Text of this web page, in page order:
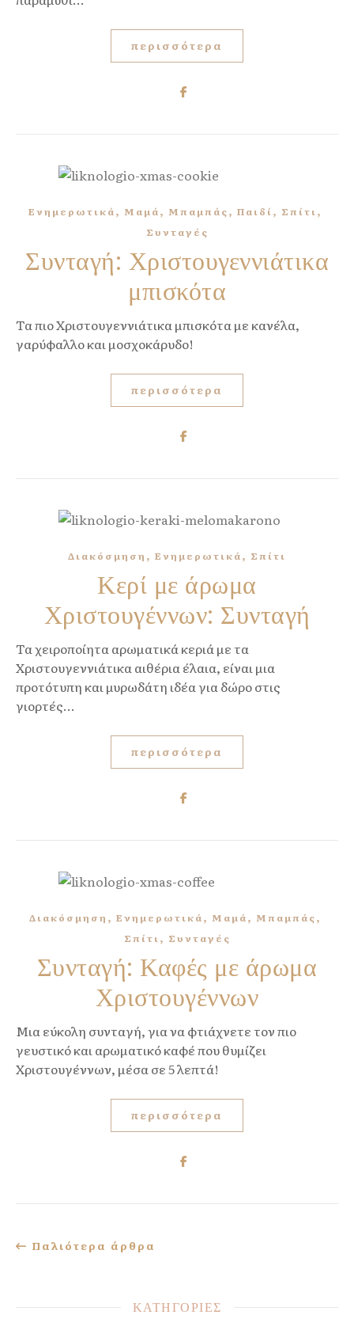
περισσότερα
Ενημερωτικά, Μαμά, Μπαμπάς, Παιδί, Σπίτι,
Συνταγές
Συνταγή: Χριστουγεννιάτικα
μπισκότα
Τα πιο Χριστουγεννιάτικα μπισκότα με κανέλα,
γαρύφαλλο και μοσχοκάρυδο!
περισσότερα
Διακόσμηση , Ενημερωτικά, Σπίτι
Κερί με άρωμα
Χριστουγέννων: Συνταγή
Τα χειροποίητα αρωματικά κεριά με τα
Χριστουγεννιάτικα αιθέρια έλαια, είναι μια
προτότυπη και μυρωδάτη ιδέα για δώρο στις
γιορτές...
περισσότερα
Διακόσμηση , Ενημερωτικά, Μαμά, Μπαμπάς,
Σπίτι, Συνταγές
Συνταγή: Καφές με άρωμα
Χριστουγέννων
Μια εύκολη συνταγή, για να φτιάχνετε τον πιο
γευστικό και αρωματικό καφέ που θυμίζει
Χριστουγέννων, μέσα σε 5 λεπτά!
περισσότερα
Παλιότερα άρθρα
ΚΑΤΗΓΟΡΙΕΣ